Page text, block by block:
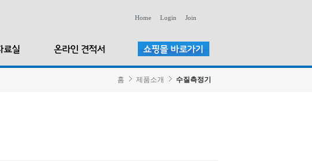
Home Login Join
홈 제품소개 수질측정기